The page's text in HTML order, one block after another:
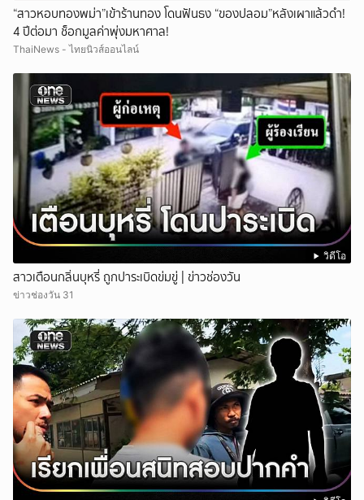
“สาวหอบทองพม่า”เข้าร้านทอง โดนฟันธง “ของปลอม”หลังเผาแล้วดำ!
4 ปีต่อมา ช็อกมูลค่าพุ่งมหาศาล!
ThaiNews - ไทยนิวส์ออนไลน์
วิดีโอ
สาวเตือนกลิ่นบุหรี่ ถูกปาระเบิดข่มขู่ | ข่าวช่องวัน
ข่าวช่องวัน 31